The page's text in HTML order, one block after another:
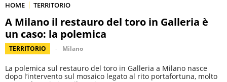
HOME TERRITORIO
A Milano il restauro del toro in Galleria è
un caso: la polemica
TERRITORIO Milano
La polemica sul restauro del toro in Galleria a Milano nasce
dopo l’intervento sul mosaico legato al rito portafortuna, molto